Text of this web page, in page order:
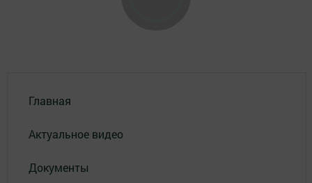
Главная
Актуальное видео
Документы